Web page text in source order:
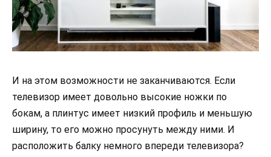
И на этом возможности не заканчиваются. Если
телевизор имеет довольно высокие ножки по
бокам, а плинтус имеет низкий профиль и меньшую
ширину, то его можно просунуть между ними. И
расположить балку немного впереди телевизора?